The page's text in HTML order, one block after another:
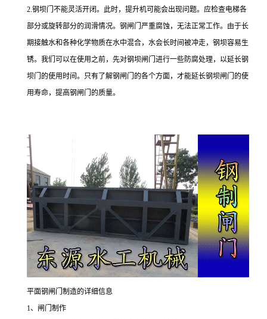
2.钢坝门不能灵活开闭。此时，提升机可能会出现问题。应检查电梯各
部分或旋转部分的润滑情况。钢闸门严重腐蚀，无法正常工作。由于长
期接触水和各种化学物质在水中混合，水会长时间被冲走，钢坝容易生
锈。我们可以在使用之前，先对钢坝闸门进行一些防腐处理，以延长钢
坝门的使用时间。只有了解钢闸门的各个方面，才能延长钢坝闸门的使
用寿命，提高钢闸门的质量。
平面钢闸门制造的详细信息
1、闸门制作